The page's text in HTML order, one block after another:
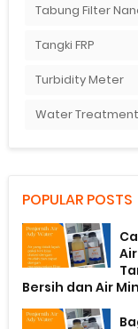
Tabung Filter
Tangki FRP
Turbidity Meter
Water Treatment
POPULAR POSTS
Bersih dan Air